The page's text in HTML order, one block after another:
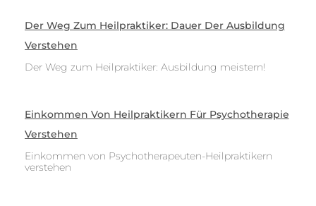
Der Weg Zum Heilpraktiker: Dauer Der Ausbildung
Verstehen
Der Weg zum Heilpraktiker: Ausbildung meistern!
Einkommen Von Heilpraktikern Für Psychotherapie
Verstehen
Einkommen von Psychotherapeuten-Heilpraktikern
verstehen